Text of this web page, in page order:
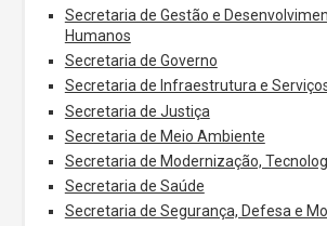
Secretaria de Gestão e
Humanos
Secretaria de Governo
Secretaria de Infraestrutura e
Secretaria de Justiça
Secretaria de Meio Ambiente
Secretaria de Modernização,
Secretaria de Saúde
Secretaria de Segurança, Defesa e